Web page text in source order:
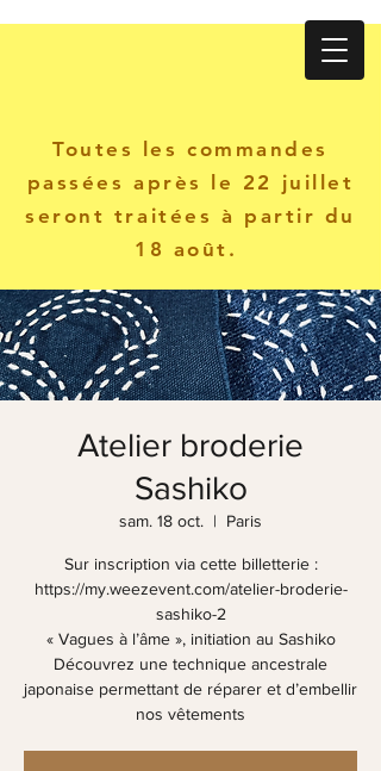
Toutes les commandes
passées après le 22 juillet
seront traitées à partir du
18 août.
Atelier broderie
Sashiko
sam. 18 oct.
  |
Paris
Sur inscription via cette billetterie :
https://my.weezevent.com/atelier-broderie-
sashiko-2
« Vagues à l’âme », initiation au Sashiko
Découvrez une technique ancestrale
japonaise permettant de réparer et d’embellir